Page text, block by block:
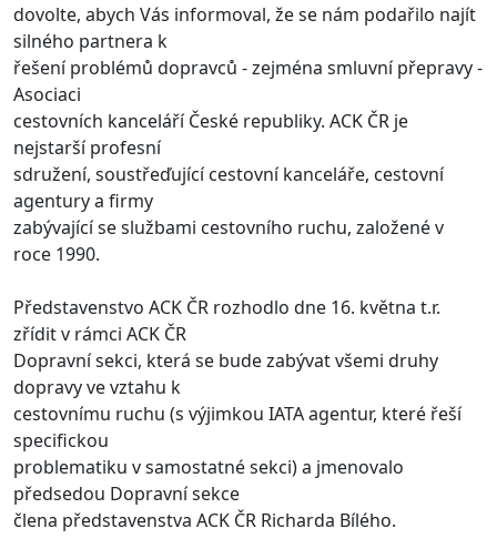
dovolte, abych Vás informoval, že se nám podařilo najít
silného partnera k
řešení problémů dopravců - zejména smluvní přepravy -
Asociaci
cestovních kanceláří České republiky. ACK ČR je
nejstarší profesní
sdružení, soustřeďující cestovní kanceláře, cestovní
agentury a firmy
zabývající se službami cestovního ruchu, založené v
roce 1990.
Představenstvo ACK ČR rozhodlo dne 16. května t.r.
zřídit v rámci ACK ČR
Dopravní sekci, která se bude zabývat všemi druhy
dopravy ve vztahu k
cestovnímu ruchu (s výjimkou IATA agentur, které řeší
specifickou
problematiku v samostatné sekci) a jmenovalo
předsedou Dopravní sekce
člena představenstva ACK ČR Richarda Bílého.